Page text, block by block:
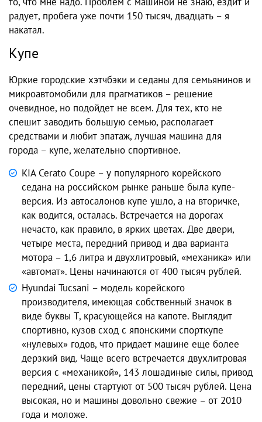
радует, пробега уже почти 150 тысяч, двадцать – я
накатал.
Купе
Юркие городские хэтчбэки и седаны для семьянинов и
микроавтомобили для прагматиков – решение
очевидное, но подойдет не всем. Для тех, кто не
спешит заводить большую семью, располагает
средствами и любит эпатаж, лучшая машина для
города – купе, желательно спортивное.
KIA Cerato Coupe – у популярного корейского
седана на российском рынке раньше была купе-
версия. Из автосалонов купе ушло, а на вторичке,
как водится, осталась. Встречается на дорогах
нечасто, как правило, в ярких цветах. Две двери,
четыре места, передний привод и два варианта
мотора – 1,6 литра и двухлитровый, «механика» или
«автомат». Цены начинаются от 400 тысяч рублей.
Hyundai Tucsani – модель корейского
производителя, имеющая собственный значок в
виде буквы Т, красующейся на капоте. Выглядит
спортивно, кузов сход с японскими спорткупе
«нулевых» годов, что придает машине еще более
дерзкий вид. Чаще всего встречается двухлитровая
версия с «механикой», 143 лошадиные силы, привод
передний, цены стартуют от 500 тысяч рублей. Цена
высокая, но и машины довольно свежие – от 2010
года и моложе.